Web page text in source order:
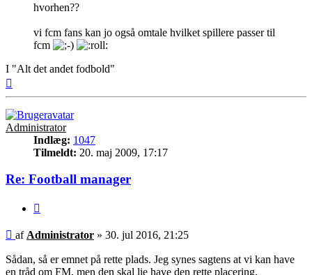
hvorhen??
vi fcm fans kan jo også omtale hvilket spillere passer til
fcm
I "Alt det andet fodbold"
Administrator
Indlæg: 1047
Tilmeldt: 20. maj 2009, 17:17
Re: Football manager
Indlæg
af Administrator » 30. jul 2016, 21:25
Sådan, så er emnet på rette plads. Jeg synes sagtens at vi kan have
en tråd om FM, men den skal lie have den rette placering.